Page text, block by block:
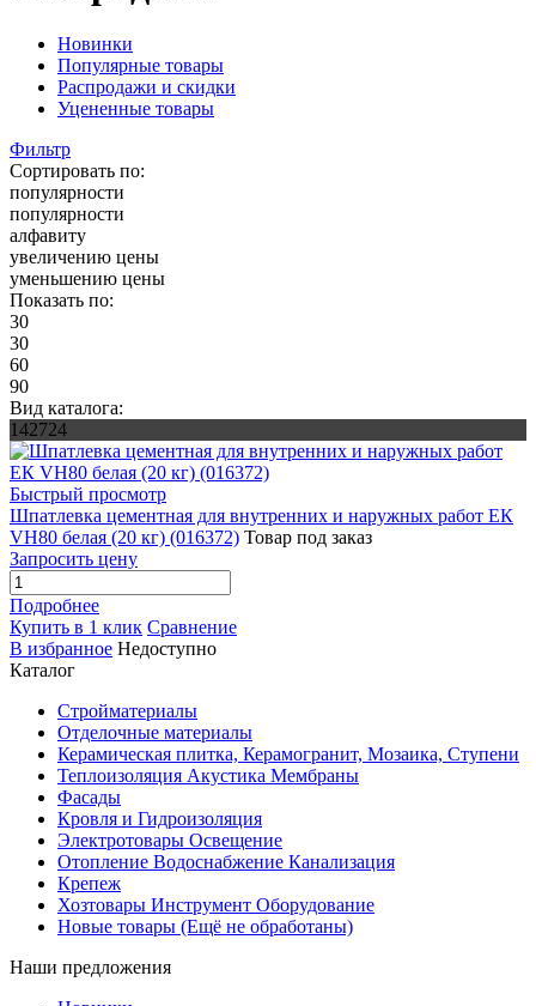
Новинки
Популярные товары
Распродажи и скидки
Уцененные товары
Фильтр
Сортировать по:
популярности
популярности
алфавиту
увеличению цены
уменьшению цены
Показать по:
30
30
60
90
Вид каталога:
142724
Быстрый просмотр
Шпатлевка цементная для внутренних и наружных работ ЕК
VH80 белая (20 кг) (016372) Товар под заказ
Запросить цену
Подробнее
Купить в 1 клик Сравнение
В избранное Недоступно
Каталог
Стройматериалы
Отделочные материалы
Керамическая плитка, Керамогранит, Мозаика, Ступени
Теплоизоляция Акустика Мембраны
Фасады
Кровля и Гидроизоляция
Электротовары Освещение
Отопление Водоснабжение Канализация
Крепеж
Хозтовары Инструмент Оборудование
Новые товары (Ещё не обработаны)
Наши предложения